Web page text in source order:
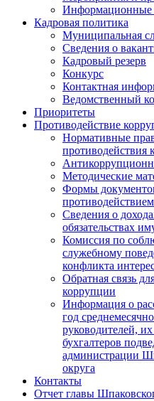
Информационные
Кадровая политика
Муниципальная
Сведения о
Кадровый резерв
Конкурс
Контактная
Ведомственный
Приоритеты
Противодействие
Нормативные
противодействия
Методические
Формы
Сведения о
обязательствах
Комиссия по
служебному
конфликта
Обратная связь
коррупции
Информация о
год
руководителей,
бухгалтеров
администрации
округа
Контакты
Отчет главы